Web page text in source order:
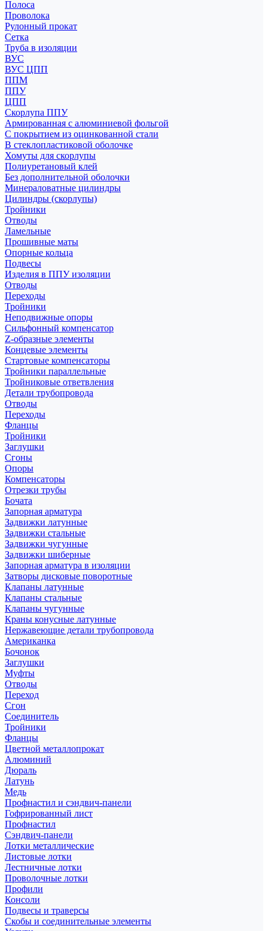
Полоса
Проволока
Рулонный прокат
Сетка
Труба в изоляции
ВУС
ВУС ЦПП
ППМ
ППУ
ЦПП
Скорлупа ППУ
Армированная с алюминиевой фольгой
С покрытием из оцинкованной стали
В стеклопластиковой оболочке
Хомуты для скорлупы
Полиуретановый клей
Без дополнительной оболочки
Минераловатные цилиндры
Цилиндры (скорлупы)
Тройники
Отводы
Ламельные
Прошивные маты
Опорные кольца
Подвесы
Изделия в ППУ изоляции
Отводы
Переходы
Тройники
Неподвижные опоры
Cильфонный компенсатор
Z-образные элементы
Концевые элементы
Стартовые компенсаторы
Тройники параллельные
Тройниковые ответвления
Детали трубопровода
Отводы
Переходы
Фланцы
Тройники
Заглушки
Сгоны
Опоры
Компенсаторы
Отрезки трубы
Бочата
Запорная арматура
Задвижки латунные
Задвижки стальные
Задвижки чугунные
Задвижки шиберные
Запорная арматура в изоляции
Затворы дисковые поворотные
Клапаны латунные
Клапаны стальные
Клапаны чугунные
Краны конусные латунные
Нержавеющие детали трубопровода
Американка
Бочонок
Заглушки
Муфты
Отводы
Переход
Сгон
Соединитель
Тройники
Фланцы
Цветной металлопрокат
Алюминий
Дюраль
Латунь
Медь
Профнастил и сэндвич-панели
Гофрированный лист
Профнастил
Сэндвич-панели
Лотки металлические
Листовые лотки
Лестничные лотки
Проволочные лотки
Профили
Консоли
Подвесы и траверсы
Скобы и соединительные элементы